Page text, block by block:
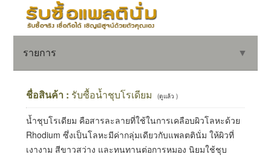
รายการ ▼
▼
ชื่อสินค้า : รับซื้อน้ำชุบโรเดียม (ดูแล้ว )
น้ำชุบโรเดียม คือสารละลายที่ใช้ในการเคลือบผิวโลหะด้วย
Rhodium ซึ่งเป็นโลหะมีค่ากลุ่มเดียวกับแพลตตินั่ม ให้ผิวที่
เงางาม สีขาวสว่าง และทนทานต่อการหมอง นิยมใช้ชุบ